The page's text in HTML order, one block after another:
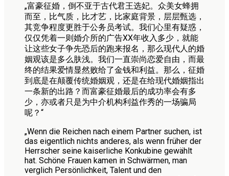
„富豪征婚，倒不亚于古代君王选妃。众美女蜂拥
而至，比气质，比才艺，比家庭背景，层层甄选，
其竞争程度更胜于公务员考试。我们心里有疑惑，
仅仅凭着一则婚介所的广告XX年收入多少，就能
让这些女子争先恐后的跑来报名，那么现代人的婚
姻观该是多么肤浅。我们一直崇尚恋爱自由，而最
终的结果爱情显然败给了金钱和利益。那么，征婚
到底是在颠覆传统婚姻观，还是在给现代婚姻指出
一条新的出路？而富豪征婚最后的成功率会有多
少，亦或者只是为中介机构利益作秀的一场骗局
呢？“
„Wenn die Reichen nach einem Partner suchen, ist
das eigentlich nichts anderes, als wenn früher der
Herrscher seine kaiserliche Konkubine gewählt
hat. Schöne Frauen kamen in Schwärmen, man
verglich Persönlichkeit, Talent und den